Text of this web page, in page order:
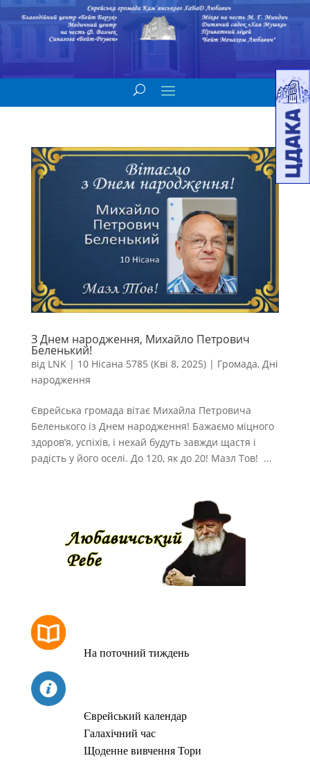
З Днем народження, Михайло Петрович
Беленький!
від LNK| 10 Нісана 5785 (Кві 8, 2025)| Громада, Дні
народження
Єврейська громада вітає Михайла Петровича
Беленького із Днем народження! Бажаємо міцного
здоров’я, успіхів, і нехай будуть завжди щастя і
радість у його оселі. До 120, як до 20! Мазл Тов! ...
На поточний тиждень
Єврейський календар
Галахічний час
Щоденне вивчення Тори